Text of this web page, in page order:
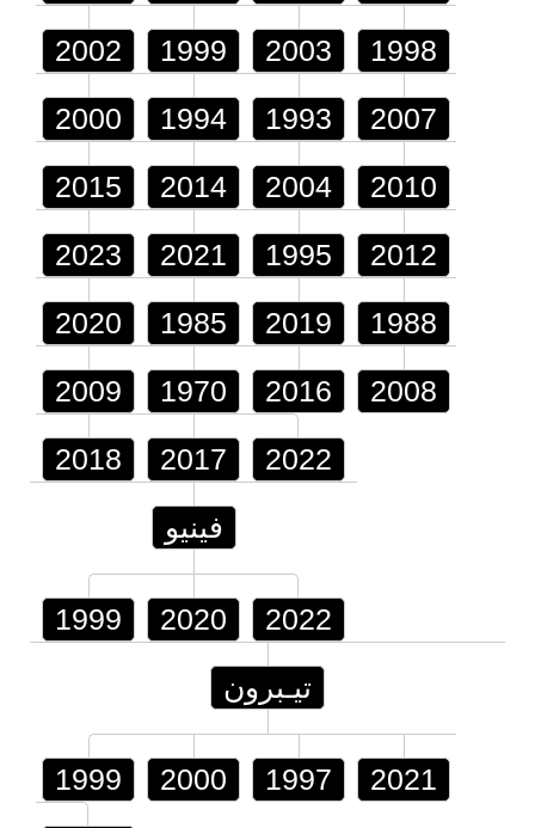
2002 1999 2003 1998
2000 1994 1993 2007
2015 2014 2004 2010
2023 2021 1995 2012
2020 1985 2019 1988
2009 1970 2016 2008
2018 2017 2022
فينيو
1999 2020 2022
تيـبرون
1999 2000 1997 2021